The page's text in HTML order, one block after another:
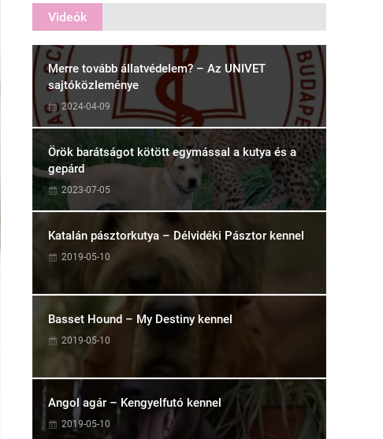
Videók
Merre tovább állatvédelem? – Az UNIVET
sajtóközleménye
2024-04-09
Örök barátságot kötött egymással a kutya és a
gepárd
2023-07-05
Katalán pásztorkutya – Délvidéki Pásztor kennel
2019-05-10
Basset Hound – My Destiny kennel
2019-05-10
Angol agár – Kengyelfutó kennel
2019-05-10